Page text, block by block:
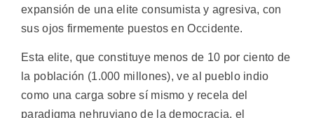
expansión de una elite consumista y agresiva, con
sus ojos firmemente puestos en Occidente.
Esta elite, que constituye menos de 10 por ciento de
la población (1.000 millones), ve al pueblo indio
como una carga sobre sí mismo y recela del
paradigma nehruviano de la democracia, el